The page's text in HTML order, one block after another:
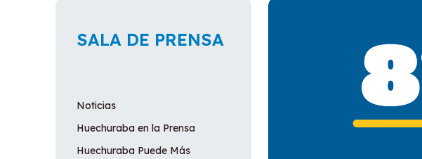
SALA DE PRENSA
Noticias
Huechuraba en la Prensa
Huechuraba Puede Más